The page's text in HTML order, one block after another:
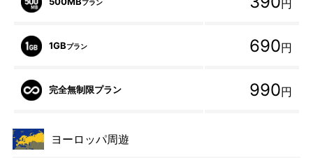
プラン 円
1GBプラン 690円
完全無制限プラン 990円
ヨーロッパ周遊